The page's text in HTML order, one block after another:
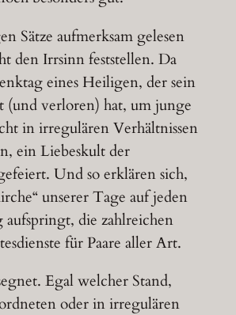
Sätze aufmerksam gelesen
den Irrsinn feststellen. Da
eines Heiligen, der sein
(und verloren) hat, um junge
in irregulären Verhältnissen
ein Liebeskult der
Und so erklären sich,
unserer Tage auf jeden
die zahlreichen
für Paare aller Art.
Egal welcher Stand,
oder in irregulären